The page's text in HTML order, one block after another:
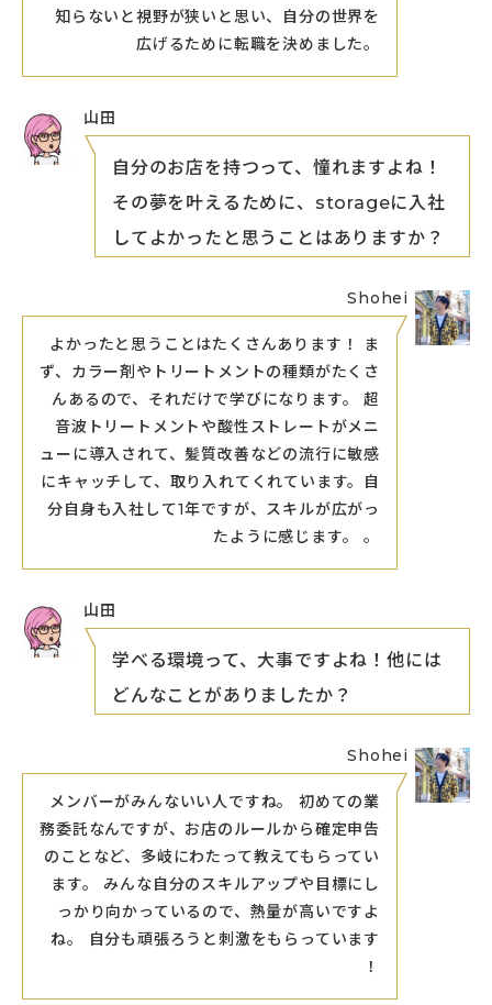
知らないと視野が狭いと思い、自分の世界を
広げるために転職を決めました。
山田
自分のお店を持つって、憧れますよね！
その夢を叶えるために、storageに入社
してよかったと思うことはありますか？
Shohei
よかったと思うことはたくさんあります！ ま
ず、カラー剤やトリートメントの種類がたくさ
んあるので、それだけで学びになります。 超
音波トリートメントや酸性ストレートがメニ
ューに導入されて、髪質改善などの流行に敏感
にキャッチして、取り入れてくれています。自
分自身も入社して1年ですが、スキルが広がっ
たように感じます。 。
山田
学べる環境って、大事ですよね！他には
どんなことがありましたか？
Shohei
メンバーがみんないい人ですね。 初めての業
務委託なんですが、お店のルールから確定申告
のことなど、多岐にわたって教えてもらってい
ます。 みんな自分のスキルアップや目標にし
っかり向かっているので、熱量が高いですよ
ね。 自分も頑張ろうと刺激をもらっています
！